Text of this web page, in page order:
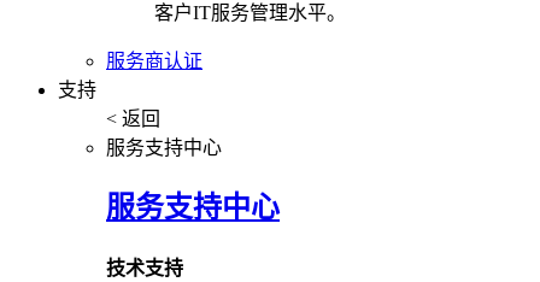
客户IT服务管理水平。
服务商认证
支持
< 返回
服务支持中心
服务支持中心
技术支持